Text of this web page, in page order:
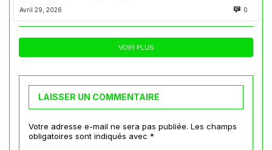
Avril 29, 2026 0
VOIR PLUS
LAISSER UN COMMENTAIRE
Votre adresse e-mail ne sera pas publiée. Les champs
obligatoires sont indiqués avec *